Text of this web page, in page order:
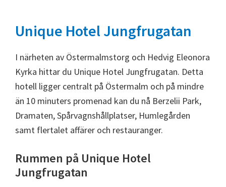
Unique Hotel Jungfrugatan
I närheten av Östermalmstorg och Hedvig Eleonora
Kyrka hittar du Unique Hotel Jungfrugatan. Detta
hotell ligger centralt på Östermalm och på mindre
än 10 minuters promenad kan du nå Berzelii Park,
Dramaten, Spårvagnshållplatser, Humlegården
samt flertalet affärer och restauranger.
Rummen på Unique Hotel
Jungfrugatan